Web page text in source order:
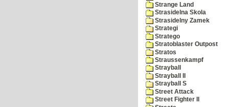
Strange Land
Strasidelna Skola
Strasidelny Zamek
Strategi
Stratego
Stratoblaster Outpost
Stratos
Straussenkampf
Strayball
Strayball II
Strayball S
Street Attack
Street Fighter II